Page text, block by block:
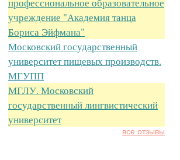
учреждение "Академия танца
Бориса Эйфмана"
Московский государственный
университет пищевых производств.
МГУПП
МГЛУ. Московский
государственный лингвистический
университет
все отзывы